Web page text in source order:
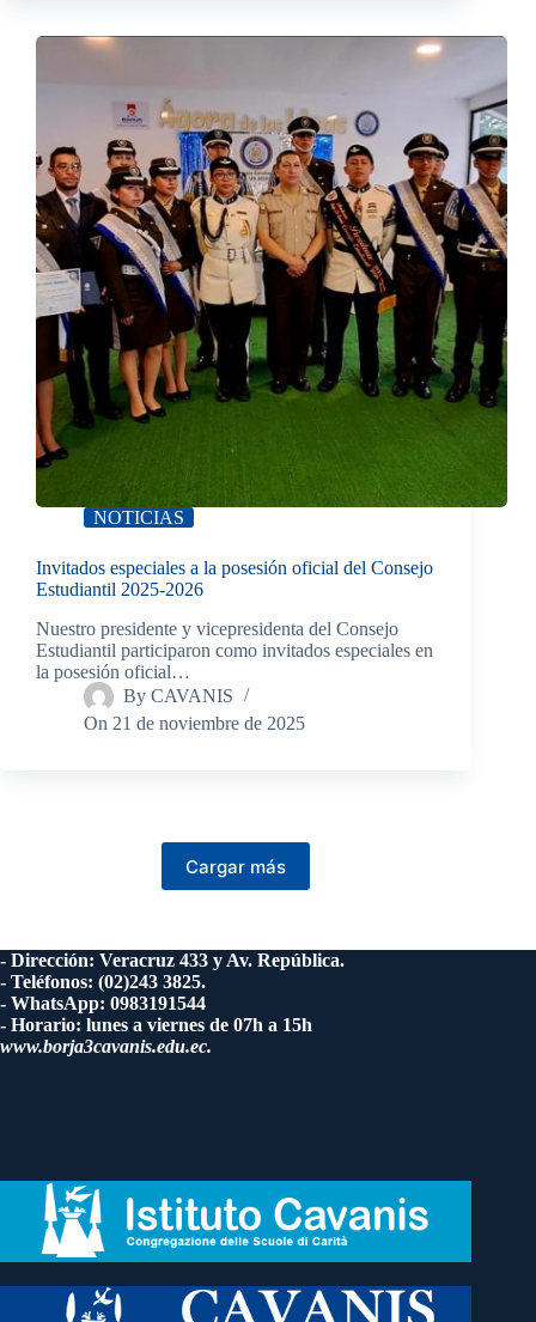
NOTICIAS
Invitados especiales a la posesión oficial del Consejo
Estudiantil 2025-2026
Nuestro presidente y vicepresidenta del Consejo
Estudiantil participaron como invitados especiales en
la posesión oficial…
By CAVANIS
On 21 de noviembre de 2025
Cargar más
- Dirección: Veracruz 433 y Av. República.
- Teléfonos: (02)243 3825.
- WhatsApp: 0983191544
- Horario: lunes a viernes de 07h a 15h
www.borja3cavanis.edu.ec.